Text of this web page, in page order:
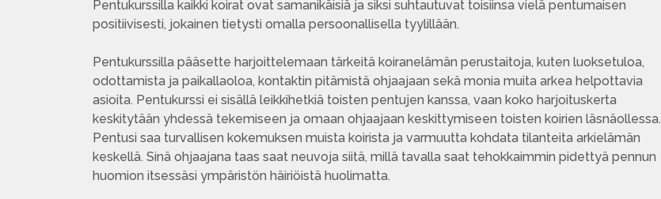
Pentukurssilla kaikki koirat ovat samanikäisiä ja siksi suhtautuvat toisiinsa vielä pentumaisen
positiivisesti, jokainen tietysti omalla persoonallisella tyylillään.
Pentukurssilla pääsette harjoittelemaan tärkeitä koiranelämän perustaitoja, kuten luoksetuloa,
odottamista ja paikallaoloa, kontaktin pitämistä ohjaajaan sekä monia muita arkea helpottavia
asioita. Pentukurssi ei sisällä leikkihetkiä toisten pentujen kanssa, vaan koko harjoituskerta
keskitytään yhdessä tekemiseen ja omaan ohjaajaan keskittymiseen toisten koirien läsnäollessa.
Pentusi saa turvallisen kokemuksen muista koirista ja varmuutta kohdata tilanteita arkielämän
keskellä. Sinä ohjaajana taas saat neuvoja siitä, millä tavalla saat tehokkaimmin pidettyä pennun
huomion itsessäsi ympäristön häiriöistä huolimatta.